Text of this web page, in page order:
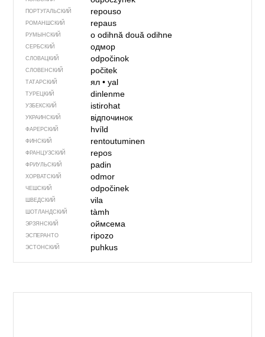
ПОРТУГАЛЬСКИЙ repouso
РОМАНШСКИЙ repaus
РУМЫНСКИЙ o odihnădouă odihne
СЕРБСКИЙ одмор
СЛОВАЦКИЙ odpočinok
СЛОВЕНСКИЙ počitek
ТАТАРСКИЙ ял• yal
ТУРЕЦКИЙ dinlenme
УЗБЕКСКИЙ istirohat
УКРАИНСКИЙ відпочинок
ФАРЕРСКИЙ hvíld
ФИНСКИЙ rentoutuminen
ФРАНЦУЗСКИЙ repos
ФРИУЛЬСКИЙ padin
ХОРВАТСКИЙ odmor
ЧЕШСКИЙ odpočinek
ШВЕДСКИЙ vila
ШОТЛАНДСКИЙ tàmh
ЭРЗЯНСКИЙ оймсема
ЭСПЕРАНТО ripozo
ЭСТОНСКИЙ puhkus